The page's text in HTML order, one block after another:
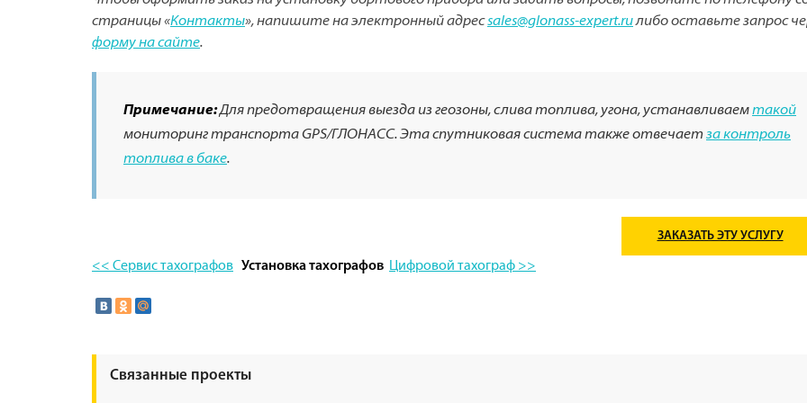
страницы «Контакты», напишите на электронный адресsales@glonass-expert.ruлибо оставьте запрос
форму на сайте.
Примечание:Для предотвращения выезда из геозоны, слива топлива, угона, устанавливаемтакой
мониторинг транспорта GPS/ГЛОНАСС. Эта спутниковая система также отвечает за контроль
топлива в баке.
ЗАКАЗАТЬ ЭТУ УСЛУГУ
<< Сервис тахографов Установка тахографов Цифровой тахограф >>
Связанные проекты